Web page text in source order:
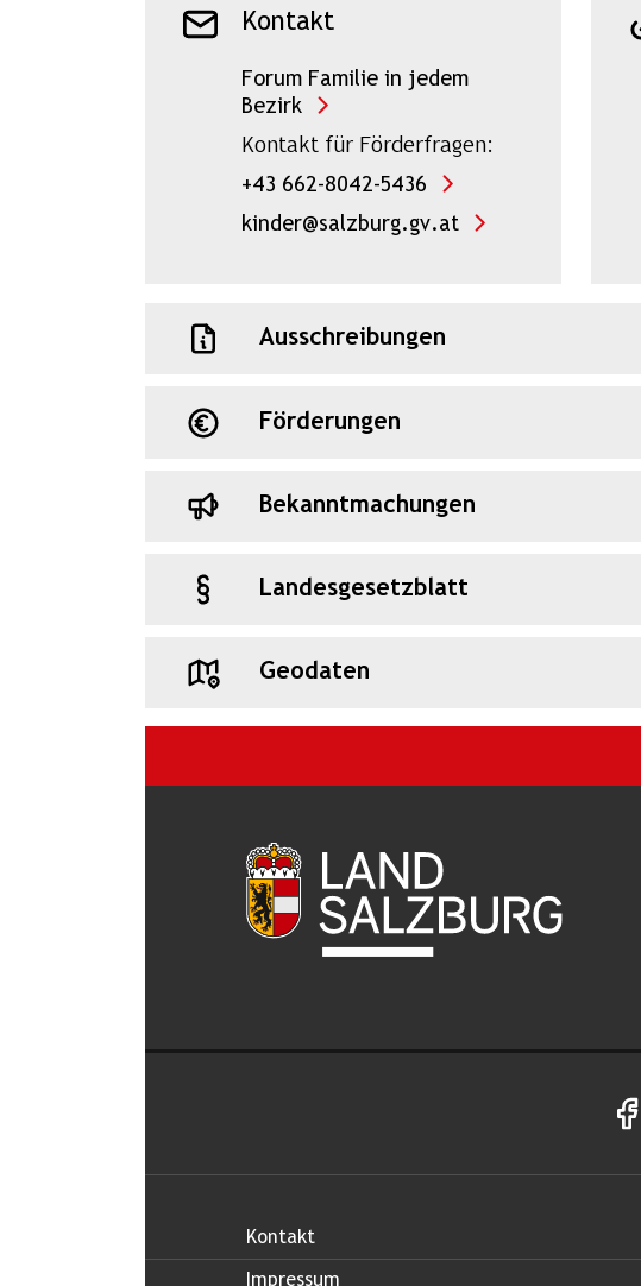
Kontakt
Forum Familie in jedem
Bezirk
Kontakt für Förderfragen:
+43 662-8042-5436
kinder@salzburg.gv.at
Ausschreibungen
Förderungen
Bekanntmachungen
Landesgesetzblatt
Geodaten
Kontakt
Impressum